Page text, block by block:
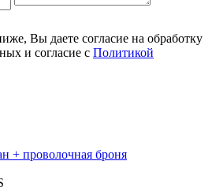
Вы даете согласие на обработку
и согласие с Политикой
+ проволочная броня